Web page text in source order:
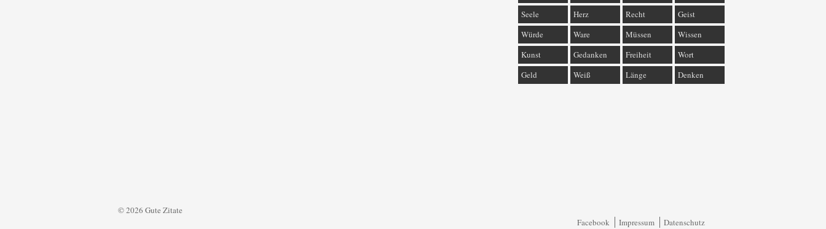
Seele
Herz Recht
Geist
Würde
Ware Müssen
Wissen
Kunst
Gedanken Freiheit
Wort
Geld
Weiß Länge Denken
© 2026 Gute Zitate
Facebook
Impressum Datenschutz